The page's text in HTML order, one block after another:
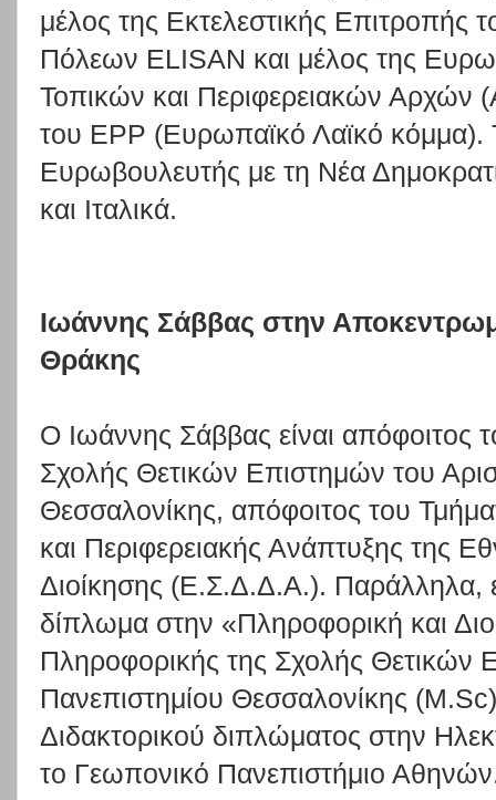
μέλος της Εκτελεστικής Επιτροπής
Πόλεων ELISAN και μέλος της
Τοπικών και Περιφερειακών
του EPP (Ευρωπαϊκό Λαϊκό
Ευρωβουλευτής με τη Νέα
και Ιταλικά.
Ιωάννης Σάββας στην
Θράκης
Ο Ιωάννης Σάββας είναι απόφοιτος
Σχολής Θετικών Επιστημών του
Θεσσαλονίκης, απόφοιτος του
και Περιφερειακής Ανάπτυξης της
Διοίκησης (Ε.Σ.Δ.Δ.Α.). Παράλληλα,
δίπλωμα στην «Πληροφορική και
Πληροφορικής της Σχολής Θετικών
Πανεπιστημίου Θεσσαλονίκης (M.Sc)
Διδακτορικού διπλώματος στην
το Γεωπονικό Πανεπιστήμιο